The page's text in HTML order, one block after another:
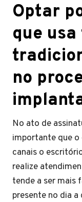
Optar
que
no
No ato de
importante que o
canais o
realize
tende a ser mais
presente no dia a